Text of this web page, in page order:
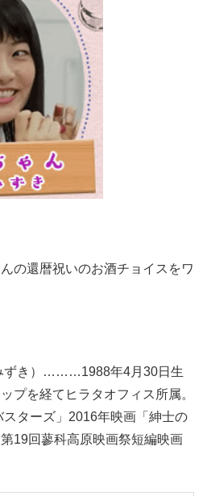
還暦祝いのお酒チョイスをワ
ずき）………1988年4月30日生
プを経てヒラタオフィス所属。
ターズ」2016年映画「紳士の
19回蓼科高原映画祭短編映画